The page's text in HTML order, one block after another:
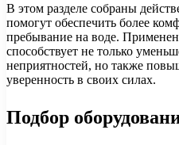
В этом разделе собраны
помогут обеспечить более
пребывание на воде.
способствует не только
неприятностей, но также
уверенность в своих силах.
Подбор